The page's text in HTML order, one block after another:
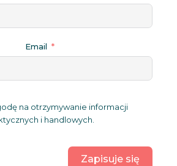
Email
na otrzymywanie informacji
i handlowych.
Zapisuje się